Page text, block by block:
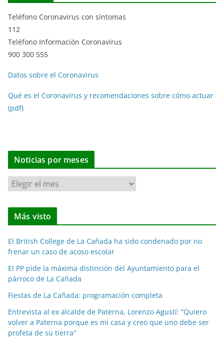
Teléfono Coronavirus con síntomas
112
Teléfono Información Coronavirus
900 300 555
Datos sobre el Coronavirus
Qué es el Coronavirus y recomendaciones sobre cómo actuar
(pdf)
Noticias por meses
N
o
t
i
a
s
p
o
m
e
Más visto
El British College de La Cañada ha sido condenado por no
frenar un caso de acoso escolar
El PP pide la máxima distinción del Ayuntamiento para el
párroco de La Cañada
Fiestas de La Cañada: programación completa
Entrevista al ex alcalde de Paterna, Lorenzo Agustí: “Quiero
volver a Paterna porque es mi casa y creo que uno debe ser
profeta de su tierra"